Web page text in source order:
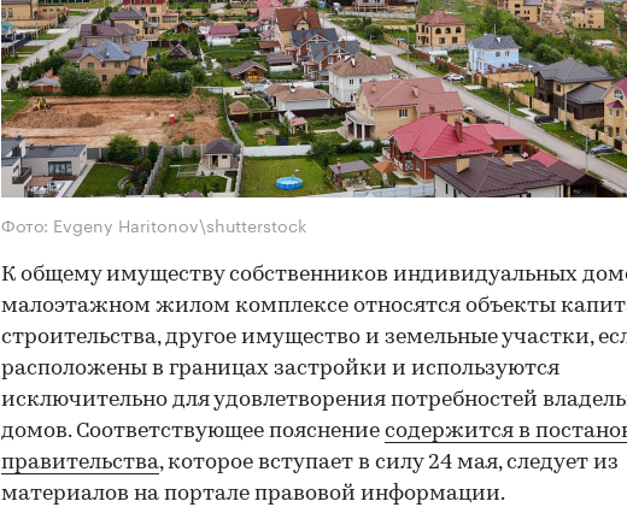
Фото: Evgeny Haritonov\shutterstock
К общему имуществу собственников индивидуальных
малоэтажном жилом комплексе относятся объекты
строительства, другое имущество и земельные участки,
расположены в границах застройки и используются
исключительно для удовлетворения потребностей
домов. Соответствующее пояснение содержится в
правительства, которое вступает в силу 24 мая, следует из
материалов на портале правовой информации.